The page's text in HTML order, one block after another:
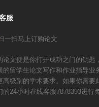
服
论文便是你打开成功之门的钥匙
的留学生论文写作和作业指导业
高级别的学术要求。如果你需要
的24小时在线客服7878393进行